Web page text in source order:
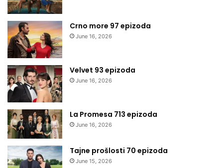
Crno more 97 epizoda
June 16, 2026
Velvet 93 epizoda
June 16, 2026
La Promesa 713 epizoda
June 16, 2026
Tajne prošlosti 70 epizoda
June 15, 2026